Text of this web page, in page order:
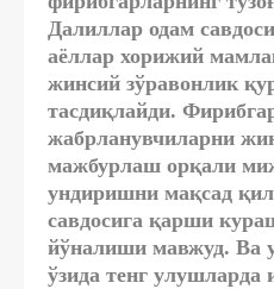
Далиллар одам
аёллар хорижий
жинсий зўравонлик
тасдиқлайди.
жабрланувчиларни
мажбурлаш орқали
ундиришни мақсад
савдосига қарши
йўналиши мавжуд. Ва
ўзида тенг